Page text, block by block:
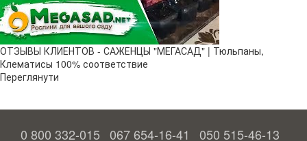
ОТЗЫВЫ КЛИЕНТОВ - САЖЕНЦЫ "МЕГАСАД" | Тюльпаны,
Клематисы 100% соответствие
Переглянути
0 800 332-015 067 654-16-41 050 515-46-13